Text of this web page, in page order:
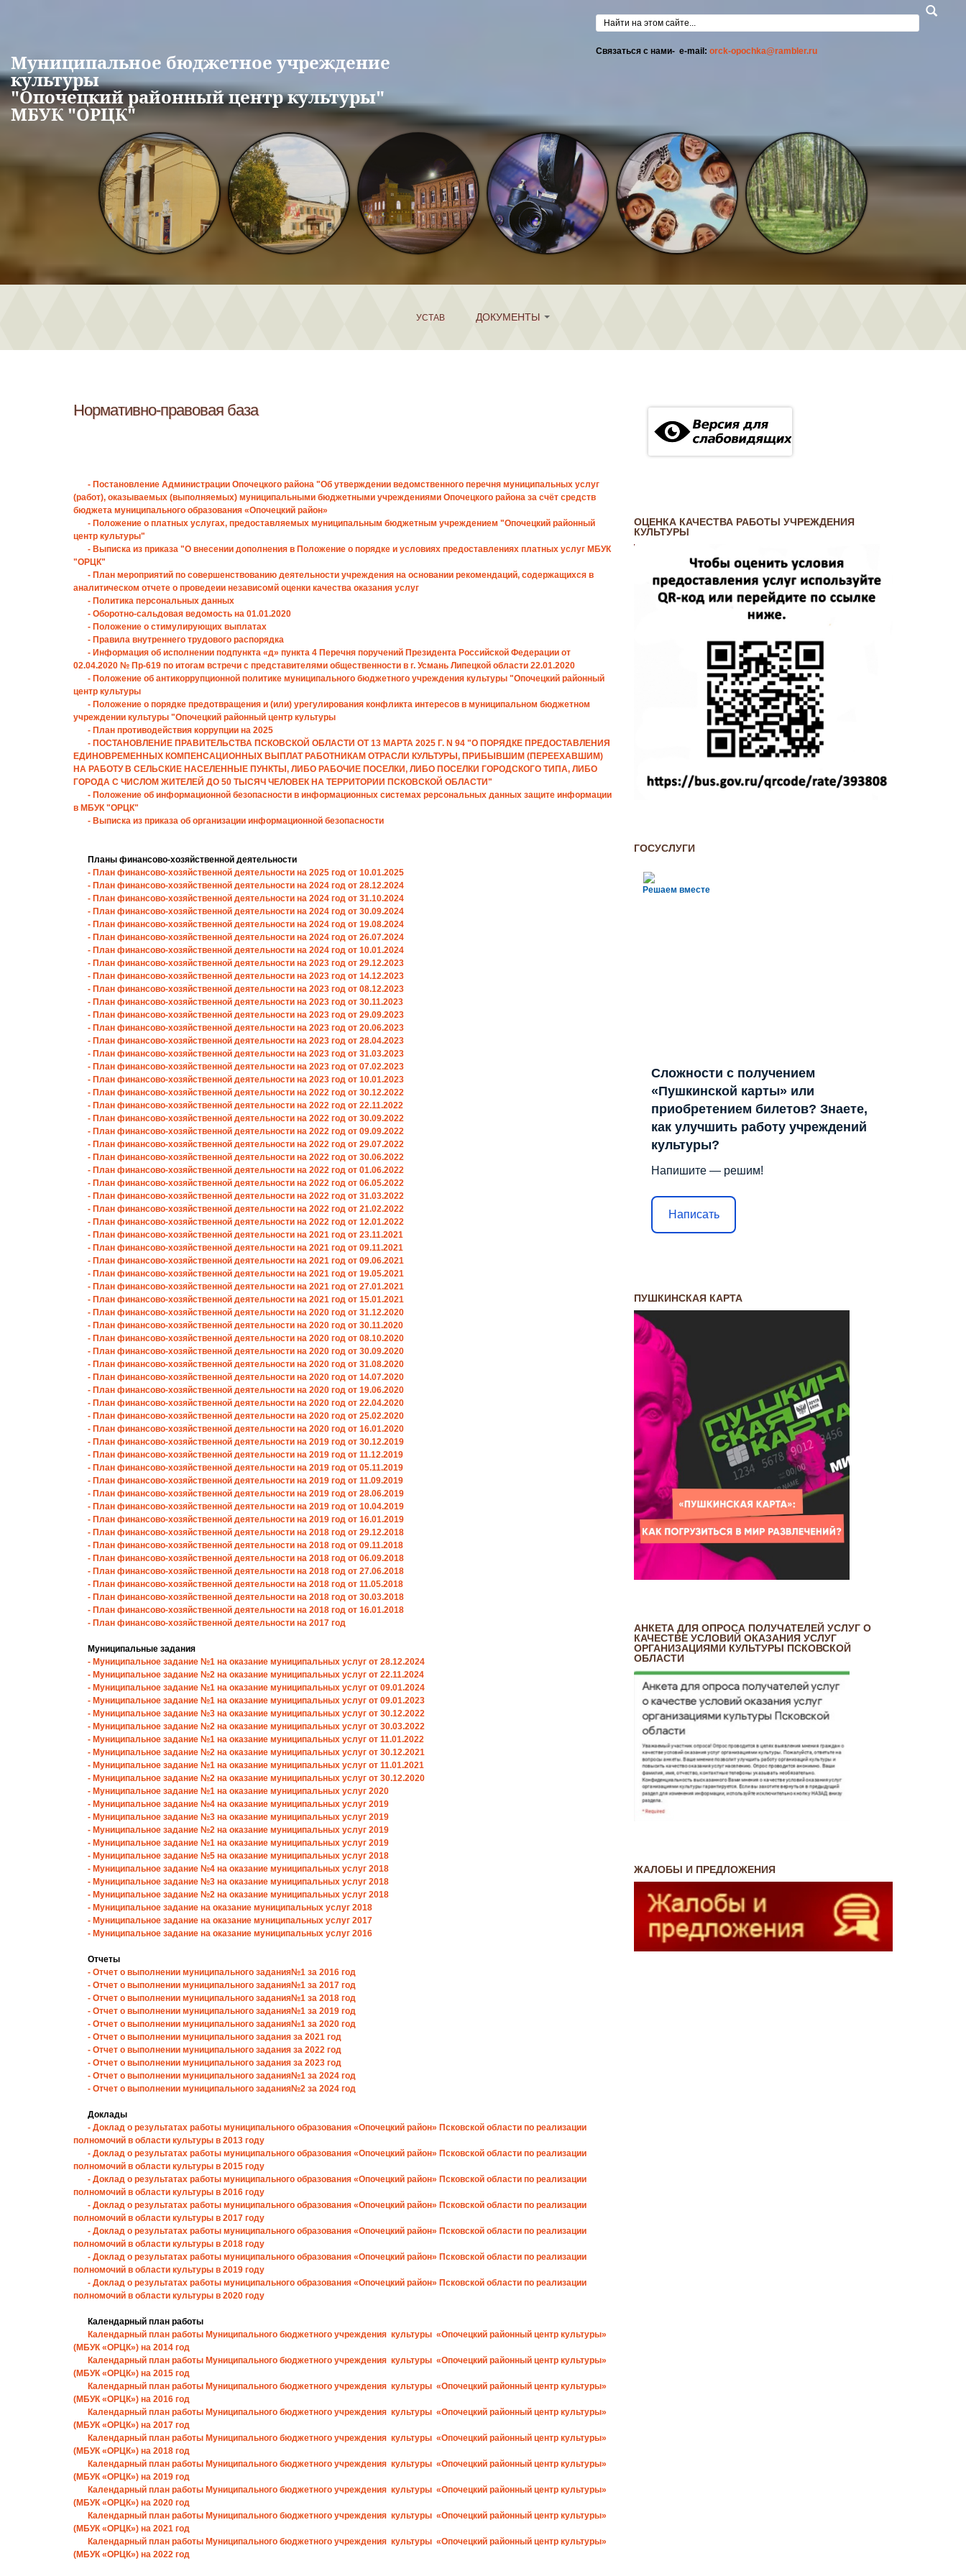
Форма поиска
Связаться с нами- e-mail: orck-opochka@rambler.ru
Муниципальное бюджетное учреждение
культуры
"Опочецкий районный центр культуры"
МБУК "ОРЦК"
УСТАВ ДОКУМЕНТЫ
Нормативно-правовая база
- Постановление Администрации Опочецкого района "Об утверждении ведомственного перечня муниципальных услуг
(работ), оказываемых (выполняемых) муниципальными бюджетными учреждениями Опочецкого района за счёт средств
бюджета муниципального образования «Опочецкий район»
- Положение о платных услугах, предоставляемых муниципальным бюджетным учреждением "Опочецкий районный
центр культуры"
- Выписка из приказа "О внесении дополнения в Положение о порядке и условиях предоставлениях платных услуг МБУК
"ОРЦК"
- План мероприятий по совершенствованию деятельности учреждения на основании рекомендаций, содержащихся в
аналитическом отчете о проведеии независомй оценки качества оказания услуг
- Политика персональных данных
- Оборотно-сальдовая ведомость на 01.01.2020
- Положение о стимулирующих выплатах
- Правила внутреннего трудового распорядка
- Информация об исполнении подпункта «д» пункта 4 Перечня поручений Президента Российской Федерации от
02.04.2020 № Пр-619 по итогам встречи с представителями общественности в г. Усмань Липецкой области 22.01.2020
- Положение об антикоррупционной политике муниципального бюджетного учреждения культуры "Опочецкий районный
центр культуры
- Положение о порядке предотвращения и (или) урегулирования конфликта интересов в муниципальном бюджетном
учреждении культуры "Опочецкий районный центр культуры
- План противодействия коррупции на 2025
- ПОСТАНОВЛЕНИЕ ПРАВИТЕЛЬСТВА ПСКОВСКОЙ ОБЛАСТИ ОТ 13 МАРТА 2025 Г. N 94 "О ПОРЯДКЕ ПРЕДОСТАВЛЕНИЯ
ЕДИНОВРЕМЕННЫХ КОМПЕНСАЦИОННЫХ ВЫПЛАТ РАБОТНИКАМ ОТРАСЛИ КУЛЬТУРЫ, ПРИБЫВШИМ (ПЕРЕЕХАВШИМ)
НА РАБОТУ В СЕЛЬСКИЕ НАСЕЛЕННЫЕ ПУНКТЫ, ЛИБО РАБОЧИЕ ПОСЕЛКИ, ЛИБО ПОСЕЛКИ ГОРОДСКОГО ТИПА, ЛИБО
ГОРОДА С ЧИСЛОМ ЖИТЕЛЕЙ ДО 50 ТЫСЯЧ ЧЕЛОВЕК НА ТЕРРИТОРИИ ПСКОВСКОЙ ОБЛАСТИ"
- Положение об информационной безопасности в информационных системах рерсональных данных защите информации
в МБУК "ОРЦК"
- Выписка из приказа об организации информационной безопасности
Планы финансово-хозяйственной деятельности
- План финансово-хозяйственной деятельности на 2025 год от 10.01.2025
- План финансово-хозяйственной деятельности на 2024 год от 28.12.2024
- План финансово-хозяйственной деятельности на 2024 год от 31.10.2024
- План финансово-хозяйственной деятельности на 2024 год от 30.09.2024
- План финансово-хозяйственной деятельности на 2024 год от 19.08.2024
- План финансово-хозяйственной деятельности на 2024 год от 26.07.2024
- План финансово-хозяйственной деятельности на 2024 год от 10.01.2024
- План финансово-хозяйственной деятельности на 2023 год от 29.12.2023
- План финансово-хозяйственной деятельности на 2023 год от 14.12.2023
- План финансово-хозяйственной деятельности на 2023 год от 08.12.2023
- План финансово-хозяйственной деятельности на 2023 год от 30.11.2023
- План финансово-хозяйственной деятельности на 2023 год от 29.09.2023
- План финансово-хозяйственной деятельности на 2023 год от 20.06.2023
- План финансово-хозяйственной деятельности на 2023 год от 28.04.2023
- План финансово-хозяйственной деятельности на 2023 год от 31.03.2023
- План финансово-хозяйственной деятельности на 2023 год от 07.02.2023
- План финансово-хозяйственной деятельности на 2023 год от 10.01.2023
- План финансово-хозяйственной деятельности на 2022 год от 30.12.2022
- План финансово-хозяйственной деятельности на 2022 год от 22.11.2022
- План финансово-хозяйственной деятельности на 2022 год от 30.09.2022
- План финансово-хозяйственной деятельности на 2022 год от 09.09.2022
- План финансово-хозяйственной деятельности на 2022 год от 29.07.2022
- План финансово-хозяйственной деятельности на 2022 год от 30.06.2022
- План финансово-хозяйственной деятельности на 2022 год от 01.06.2022
- План финансово-хозяйственной деятельности на 2022 год от 06.05.2022
- План финансово-хозяйственной деятельности на 2022 год от 31.03.2022
- План финансово-хозяйственной деятельности на 2022 год от 21.02.2022
- План финансово-хозяйственной деятельности на 2022 год от 12.01.2022
- План финансово-хозяйственной деятельности на 2021 год от 23.11.2021
- План финансово-хозяйственной деятельности на 2021 год от 09.11.2021
- План финансово-хозяйственной деятельности на 2021 год от 09.06.2021
- План финансово-хозяйственной деятельности на 2021 год от 19.05.2021
- План финансово-хозяйственной деятельности на 2021 год от 27.01.2021
- План финансово-хозяйственной деятельности на 2021 год от 15.01.2021
- План финансово-хозяйственной деятельности на 2020 год от 31.12.2020
- План финансово-хозяйственной деятельности на 2020 год от 30.11.2020
- План финансово-хозяйственной деятельности на 2020 год от 08.10.2020
- План финансово-хозяйственной деятельности на 2020 год от 30.09.2020
- План финансово-хозяйственной деятельности на 2020 год от 31.08.2020
- План финансово-хозяйственной деятельности на 2020 год от 14.07.2020
- План финансово-хозяйственной деятельности на 2020 год от 19.06.2020
- План финансово-хозяйственной деятельности на 2020 год от 22.04.2020
- План финансово-хозяйственной деятельности на 2020 год от 25.02.2020
- План финансово-хозяйственной деятельности на 2020 год от 16.01.2020
- План финансово-хозяйственной деятельности на 2019 год от 30.12.2019
- План финансово-хозяйственной деятельности на 2019 год от 11.12.2019
- План финансово-хозяйственной деятельности на 2019 год от 05.11.2019
- План финансово-хозяйственной деятельности на 2019 год от 11.09.2019
- План финансово-хозяйственной деятельности на 2019 год от 28.06.2019
- План финансово-хозяйственной деятельности на 2019 год от 10.04.2019
- План финансово-хозяйственной деятельности на 2019 год от 16.01.2019
- План финансово-хозяйственной деятельности на 2018 год от 29.12.2018
- План финансово-хозяйственной деятельности на 2018 год от 09.11.2018
- План финансово-хозяйственной деятельности на 2018 год от 06.09.2018
- План финансово-хозяйственной деятельности на 2018 год от 27.06.2018
- План финансово-хозяйственной деятельности на 2018 год от 11.05.2018
- План финансово-хозяйственной деятельности на 2018 год от 30.03.2018
- План финансово-хозяйственной деятельности на 2018 год от 16.01.2018
- План финансово-хозяйственной деятельности на 2017 год
Муниципальные задания
- Муниципальное задание №1 на оказание муниципальных услуг от 28.12.2024
- Муниципальное задание №2 на оказание муниципальных услуг от 22.11.2024
- Муниципальное задание №1 на оказание муниципальных услуг от 09.01.2024
- Муниципальное задание №1 на оказание муниципальных услуг от 09.01.2023
- Муниципальное задание №3 на оказание муниципальных услуг от 30.12.2022
- Муниципальное задание №2 на оказание муниципальных услуг от 30.03.2022
- Муниципальное задание №1 на оказание муниципальных услуг от 11.01.2022
- Муниципальное задание №2 на оказание муниципальных услуг от 30.12.2021
- Муниципальное задание №1 на оказание муниципальных услуг от 11.01.2021
- Муниципальное задание №2 на оказание муниципальных услуг от 30.12.2020
- Муниципальное задание №1 на оказание муниципальных услуг 2020
- Муниципальное задание №4 на оказание муниципальных услуг 2019
- Муниципальное задание №3 на оказание муниципальных услуг 2019
- Муниципальное задание №2 на оказание муниципальных услуг 2019
- Муниципальное задание №1 на оказание муниципальных услуг 2019
- Муниципальное задание №5 на оказание муниципальных услуг 2018
- Муниципальное задание №4 на оказание муниципальных услуг 2018
- Муниципальное задание №3 на оказание муниципальных услуг 2018
- Муниципальное задание №2 на оказание муниципальных услуг 2018
- Муниципальное задание на оказание муниципальных услуг 2018
- Муниципальное задание на оказание муниципальных услуг 2017
- Муниципальное задание на оказание муниципальных услуг 2016
Отчеты
- Отчет о выполнении муниципального задания№1 за 2016 год
- Отчет о выполнении муниципального задания№1 за 2017 год
- Отчет о выполнении муниципального задания№1 за 2018 год
- Отчет о выполнении муниципального задания№1 за 2019 год
- Отчет о выполнении муниципального задания№1 за 2020 год
- Отчет о выполнении муниципального задания за 2021 год
- Отчет о выполнении муниципального задания за 2022 год
- Отчет о выполнении муниципального задания за 2023 год
- Отчет о выполнении муниципального задания№1 за 2024 год
- Отчет о выполнении муниципального задания№2 за 2024 год
Доклады
- Доклад о результатах работы муниципального образования «Опочецкий район» Псковской области по реализации
полномочий в области культуры в 2013 году
- Доклад о результатах работы муниципального образования «Опочецкий район» Псковской области по реализации
полномочий в области культуры в 2015 году
- Доклад о результатах работы муниципального образования «Опочецкий район» Псковской области по реализации
полномочий в области культуры в 2016 году
- Доклад о результатах работы муниципального образования «Опочецкий район» Псковской области по реализации
полномочий в области культуры в 2017 году
- Доклад о результатах работы муниципального образования «Опочецкий район» Псковской области по реализации
полномочий в области культуры в 2018 году
- Доклад о результатах работы муниципального образования «Опочецкий район» Псковской области по реализации
полномочий в области культуры в 2019 году
- Доклад о результатах работы муниципального образования «Опочецкий район» Псковской области по реализации
полномочий в области культуры в 2020 году
Календарный план работы
Календарный план работы Муниципального бюджетного учреждения культуры «Опочецкий районный центр культуры»
(МБУК «ОРЦК») на 2014 год
Календарный план работы Муниципального бюджетного учреждения культуры «Опочецкий районный центр культуры»
(МБУК «ОРЦК») на 2015 год
Календарный план работы Муниципального бюджетного учреждения культуры «Опочецкий районный центр культуры»
(МБУК «ОРЦК») на 2016 год
Календарный план работы Муниципального бюджетного учреждения культуры «Опочецкий районный центр культуры»
(МБУК «ОРЦК») на 2017 год
Календарный план работы Муниципального бюджетного учреждения культуры «Опочецкий районный центр культуры»
(МБУК «ОРЦК») на 2018 год
Календарный план работы Муниципального бюджетного учреждения культуры «Опочецкий районный центр культуры»
(МБУК «ОРЦК») на 2019 год
Календарный план работы Муниципального бюджетного учреждения культуры «Опочецкий районный центр культуры»
(МБУК «ОРЦК») на 2020 год
Календарный план работы Муниципального бюджетного учреждения культуры «Опочецкий районный центр культуры»
(МБУК «ОРЦК») на 2021 год
Календарный план работы Муниципального бюджетного учреждения культуры «Опочецкий районный центр культуры»
(МБУК «ОРЦК») на 2022 год
ОЦЕНКА КАЧЕСТВА РАБОТЫ УЧРЕЖДЕНИЯ
КУЛЬТУРЫ
ГОСУСЛУГИ
Решаем вместе
Сложности с получением
«Пушкинской карты» или
приобретением билетов? Знаете,
как улучшить работу учреждений
культуры?
Напишите — решим!
Написать
ПУШКИНСКАЯ КАРТА
АНКЕТА ДЛЯ ОПРОСА ПОЛУЧАТЕЛЕЙ УСЛУГ О
КАЧЕСТВЕ УСЛОВИЙ ОКАЗАНИЯ УСЛУГ
ОРГАНИЗАЦИЯМИ КУЛЬТУРЫ ПСКОВСКОЙ
ОБЛАСТИ
ЖАЛОБЫ И ПРЕДЛОЖЕНИЯ